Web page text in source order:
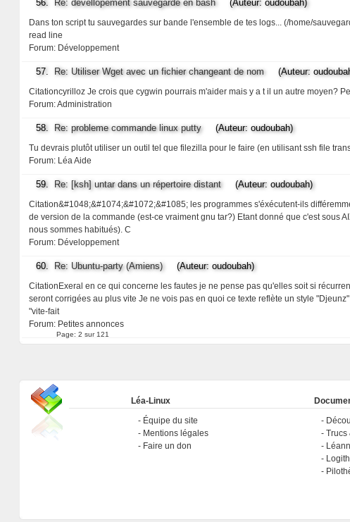
56. Re: devellopement sauvegarde en bash (Auteur: oudoubah)
Dans ton script tu sauvegardes sur bande l'ensemble de tes logs... (/home/
read line
Forum: Développement
57. Re: Utiliser Wget avec un fichier changeant de nom(Auteur:
Citationcyrilloz Je crois que cygwin pourrais m'aider mais y a t il un autre moyen?
Forum:Administration
58. Re: probleme commande linux putty(Auteur: oudoubah)
Tu devrais plutôt utiliser un outil tel que filezilla pour le faire (en utilisant ssh file
Forum: Léa Aide
59. Re: [ksh] untar dans un répertoire distant(Auteur: oudoubah)
Citation&#1048;&#1074;&#1072;&#1085; les programmes s'éxécutent-ils
de version de la commande (est-ce vraiment gnu tar?) Etant donné que c'est sous
nous sommes habitués). C
Forum: Développement
60. Re: Ubuntu-party (Amiens)(Auteur: oudoubah)
CitationExeral en ce qui concerne les fautes je ne pense pas qu'elles soit si
seront corrigées au plus vite Je ne vois pas en quoi ce texte reflète un style
"vite-fait
Forum: Petites annonces
Page: 2 sur 121
Léa-Linux
Équipe du site
Mentions légales
Faire un don
Trucs